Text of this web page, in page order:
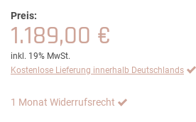
Preis:
1.189,00 €
inkl. 19% MwSt.
Kostenlose Lieferung innerhalb Deutschlands
1 Monat Widerrufsrecht